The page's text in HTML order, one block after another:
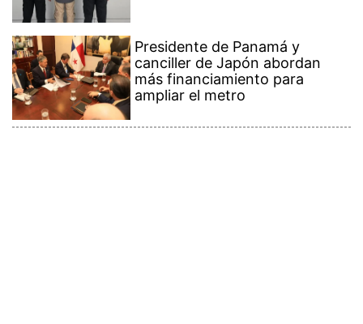
Presidente de Panamá y
canciller de Japón abordan
más financiamiento para
ampliar el metro